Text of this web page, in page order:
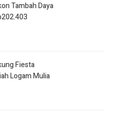
Tambah Daya
Fiesta
Logam Mulia